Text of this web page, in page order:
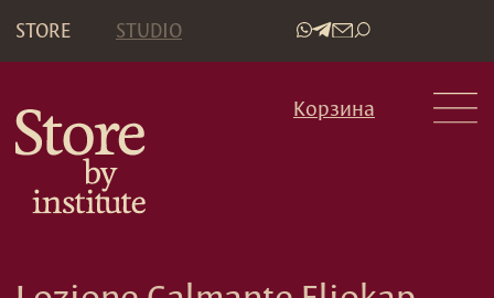
STORE STUDIO
•
Lozione Calmante Eliokap